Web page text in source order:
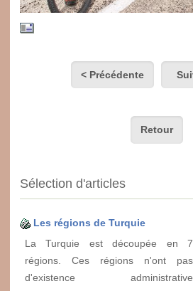
< Précédente
Retour
Sélection d'articles
Les régions de Turquie
La Turquie est découpée en 7
régions. Ces régions n'ont pas
d'existence administrative